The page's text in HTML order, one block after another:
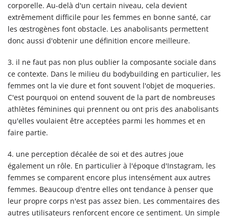
corporelle. Au-delà d'un certain niveau, cela devient
extrêmement difficile pour les femmes en bonne santé, car
les œstrogènes font obstacle. Les anabolisants permettent
donc aussi d'obtenir une définition encore meilleure.
3. il ne faut pas non plus oublier la composante sociale dans
ce contexte. Dans le milieu du bodybuilding en particulier, les
femmes ont la vie dure et font souvent l'objet de moqueries.
C'est pourquoi on entend souvent de la part de nombreuses
athlètes féminines qui prennent ou ont pris des anabolisants
qu'elles voulaient être acceptées parmi les hommes et en
faire partie.
4. une perception décalée de soi et des autres joue
également un rôle. En particulier à l'époque d'Instagram, les
femmes se comparent encore plus intensément aux autres
femmes. Beaucoup d'entre elles ont tendance à penser que
leur propre corps n'est pas assez bien. Les commentaires des
autres utilisateurs renforcent encore ce sentiment. Un simple